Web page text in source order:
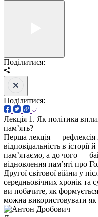
Поділитися:
Поділитися:
Лекція 1. Як політика
памʼять?
Перша лекція —
відповідальність в
памʼятаємо, а до чого —
відновлення памʼяті про
Другої світової війни у
середньовічних хронік та
ви побачите, як
можна використовувати